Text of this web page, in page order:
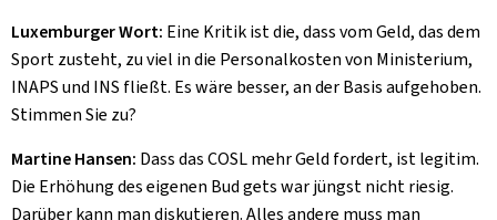
Luxemburger Wort: Eine Kritik ist die, dass vom Geld, das dem
Sport zusteht, zu viel in die Personalkosten von Ministerium,
INAPS und INS fließt. Es wäre besser, an der Basis aufgehoben.
Stimmen Sie zu?
Martine Hansen: Dass das COSL mehr Geld fordert, ist legitim.
Die Erhöhung des eigenen Bud gets war jüngst nicht riesig.
Darüber kann man diskutieren. Alles andere muss man